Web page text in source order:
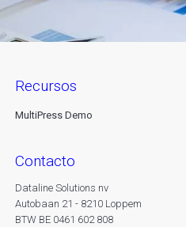
recursos
MultiPress Demo
contacto
Dataline Solutions nv
Autobaan 21 - 8210 Loppem
BTW BE 0461 602 808